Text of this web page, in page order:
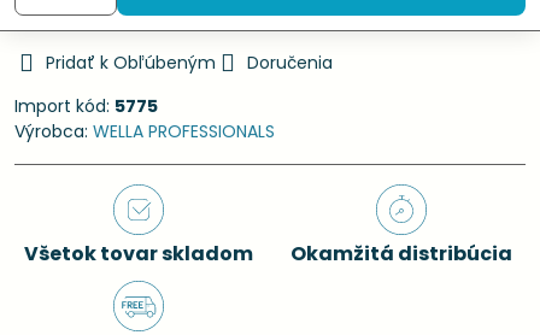
Pridať k Obľúbeným
Doručenia
Import kód: 5775
Výrobca: WELLA PROFESSIONALS
Všetok tovar skladom Okamžitá distribúcia